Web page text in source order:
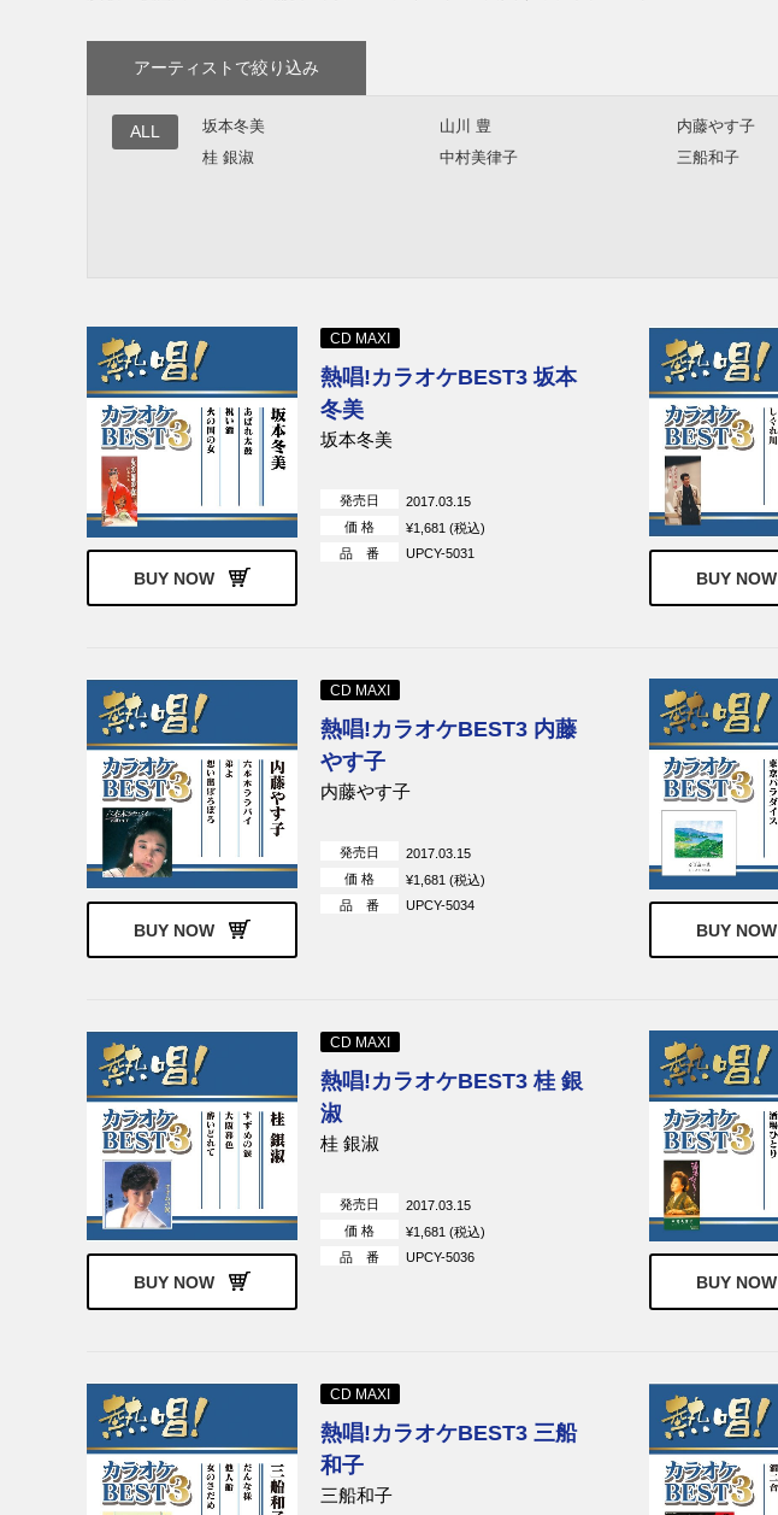
アーティストで絞り込み
ALL 坂本冬美 山川 豊 内藤やす子
桂 銀淑
中村美律子 三船和子
BUY NOW
CD MAXI
熱唱!カラオケBEST3 坂本
冬美
坂本冬美
発売日
2017.03.15
価 格
¥1,681 (税込)
品 番
UPCY-5031
BUY NOW
BUY NOW
CD MAXI
熱唱!カラオケBEST3 内藤
やす子
内藤やす子
発売日
2017.03.15
価 格
¥1,681 (税込)
品 番
UPCY-5034
BUY NOW
BUY NOW
CD MAXI
熱唱!カラオケBEST3 桂 銀
淑
桂 銀淑
発売日
2017.03.15
価 格
¥1,681 (税込)
品 番
UPCY-5036
BUY NOW
CD MAXI
熱唱!カラオケBEST3 三船
和子
三船和子